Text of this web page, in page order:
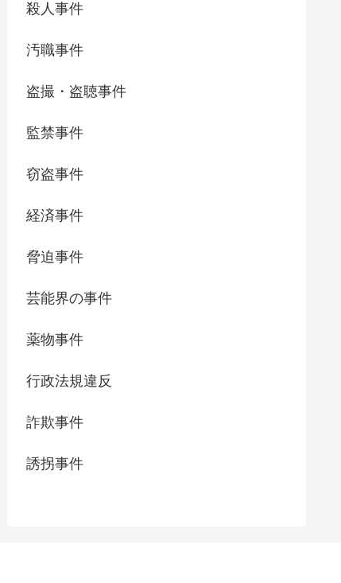
殺人事件
汚職事件
盗撮・盗聴事件
監禁事件
窃盗事件
経済事件
脅迫事件
芸能界の事件
薬物事件
行政法規違反
詐欺事件
誘拐事件